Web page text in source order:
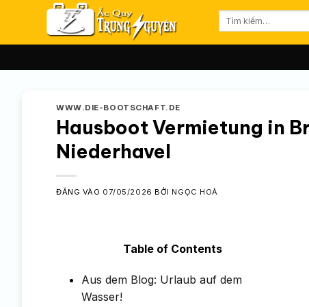
nội
Tìm
WWW.DIE-BOOTSCHAFT.DE
Hausboot Vermietung in
Niederhavel
ĐĂNG VÀO 07/05/2026 BỞI NGỌC HOÀ
Table of Contents
Aus dem Blog: Urlaub auf dem
Wasser!